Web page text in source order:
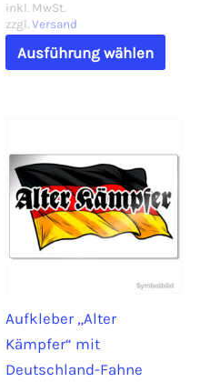
inkl. MwSt.
zzgl. Versand
Ausführung wählen
Die
der
Aufkleber „Alter
Kämpfer“ mit
Deutschland-Fahne